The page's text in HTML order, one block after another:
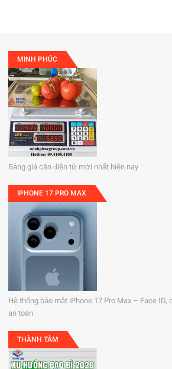
MINH PHÚC
Bảng giá cân điện tử mới nhất hiện nay
IPHONE 17 PRO MAX
Hệ thống bảo mật iPhone 17 Pro Max – Face ID,
an toàn
THÀNH TÂM